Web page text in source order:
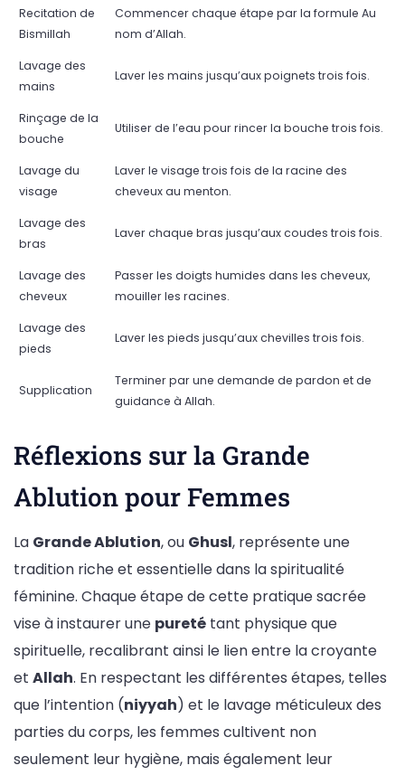
Recitation de
Bismillah
Commencer chaque étape par la formule Au
nom d’Allah.
Lavage des
mains
Laver les mains jusqu’aux poignets trois fois.
Rinçage de la
bouche
Utiliser de l’eau pour rincer la bouche trois fois.
Lavage du
visage
Laver le visage trois fois de la racine des
cheveux au menton.
Lavage des
bras
Laver chaque bras jusqu’aux coudes trois fois.
Lavage des
cheveux
Passer les doigts humides dans les cheveux,
mouiller les racines.
Lavage des
pieds
Laver les pieds jusqu’aux chevilles trois fois.
Supplication
Terminer par une demande de pardon et de
guidance à Allah.
Réflexions sur la Grande
Ablution pour Femmes
La Grande Ablution, ou Ghusl, représente une
tradition riche et essentielle dans la spiritualité
féminine. Chaque étape de cette pratique sacrée
vise à instaurer une pureté tant physique que
spirituelle, recalibrant ainsi le lien entre la croyante
et Allah. En respectant les différentes étapes, telles
que l’intention (niyyah) et le lavage méticuleux des
parties du corps, les femmes cultivent non
seulement leur hygiène, mais également leur